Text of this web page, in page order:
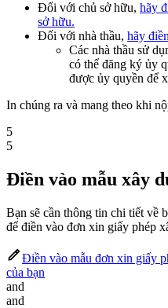
Đối với chủ sở hữu, hãy
sở hữu.
Đối với nhà thầu, hãy
Các nhà thầu sử
có thể đăng ký ủy
được ủy quyền để
In chúng ra và mang theo khi
5
5
Điền vào mẫu xây
Bạn sẽ cần thông tin chi tiết về
để điền vào đơn xin giấy phép
Điền vào mẫu đơn xin giấy
của bạn
and
and